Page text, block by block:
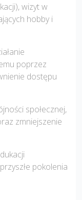
wizyt w
hobby i
poprzez
dostępu
społecznej,
zmniejszenie
pokolenia